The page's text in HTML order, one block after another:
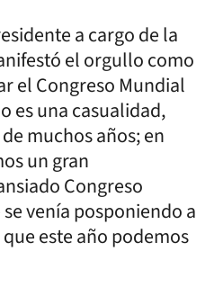
a cargo de la
el orgullo como
el Congreso Mundial
es una casualidad,
muchos años; en
un gran
Congreso
venía posponiendo a
este año podemos